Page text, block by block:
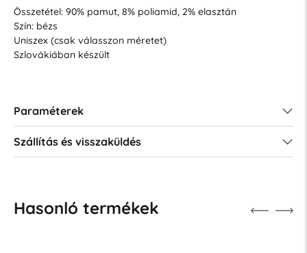
Összetétel: 90% pamut, 8% poliamid, 2% elasztán
Szín: bézs
Uniszex (csak válasszon méretet)
Szlovákiában készült
Paraméterek
Szállítás és visszaküldés
Hasonló termékek